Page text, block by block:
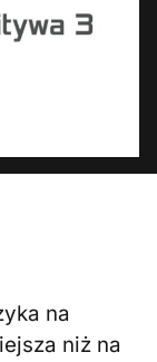
na
niż na